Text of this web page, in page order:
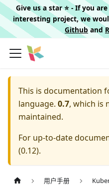
Give us a star ⭐️ - If you
interesting project, we
Githuband
This is documentation
language. 0.7, which is
maintained.
For up-to-date
(0.12).
用户手册